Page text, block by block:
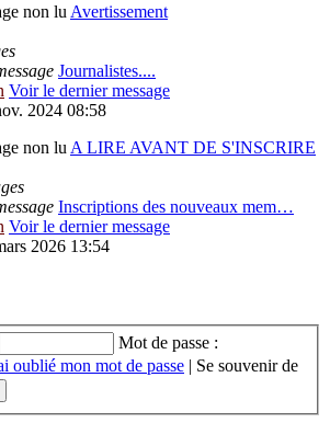
Avertissement
Journalistes....
Voir le dernier message
2024 08:58
A LIRE AVANT DE S'INSCRIRE
Inscriptions des nouveaux mem…
Voir le dernier message
2026 13:54
Mot de passe :
oublié mon mot de passe | Se souvenir de